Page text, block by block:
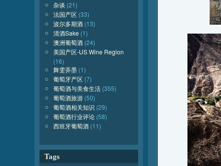
杂谈 (21)
法国产区 (33)
波尔多期酒 (13)
清酒Sake (1)
澳洲葡萄酒 (24)
美国产区-US Wine Region
(16)
舞雯弄墨 (1)
葡萄牙产区 (7)
葡萄酒与美食生活 (355)
葡萄酒旅游 (50)
葡萄酒相关知识 (29)
葡萄酒行业评论 (58)
西班牙葡萄酒 (11)
Tags